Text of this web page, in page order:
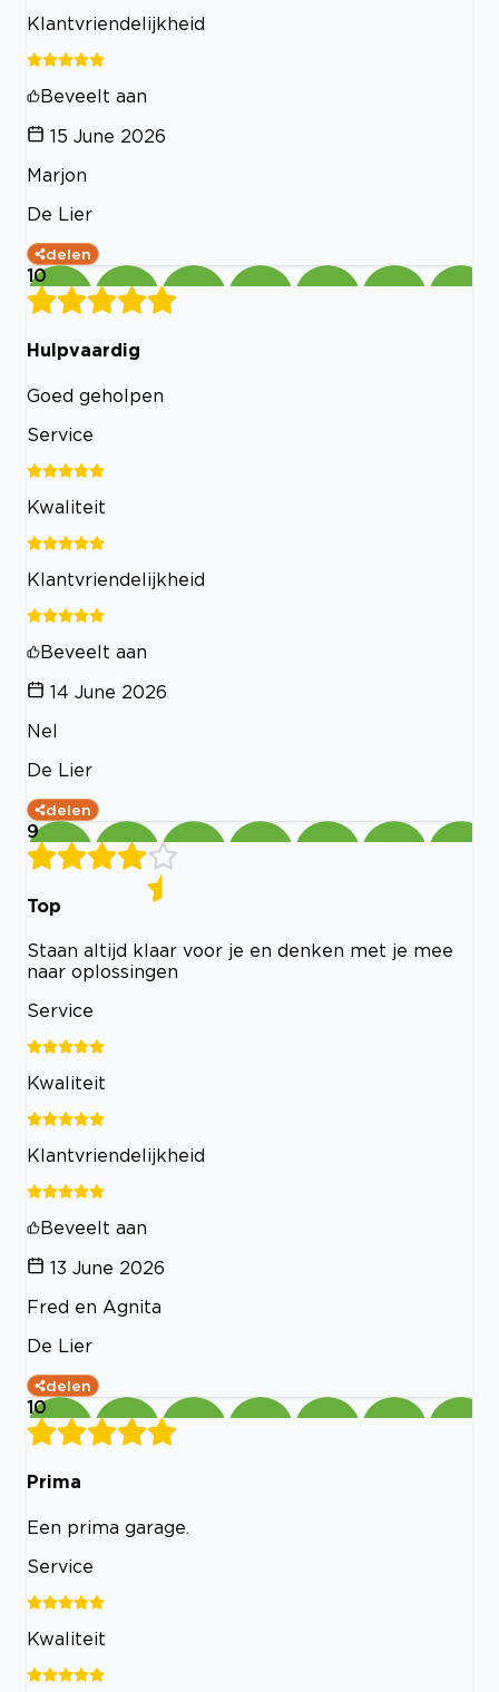
Klantvriendelijkheid
Beveelt aan
15 June 2026
Marjon
De Lier
delen
10
Hulpvaardig
Goed geholpen
Service
Kwaliteit
Klantvriendelijkheid
Beveelt aan
14 June 2026
Nel
De Lier
delen
9
Top
Staan altijd klaar voor je en denken met je mee
naar oplossingen
Service
Kwaliteit
Klantvriendelijkheid
Beveelt aan
13 June 2026
Fred en Agnita
De Lier
delen
10
Prima
Een prima garage.
Service
Kwaliteit